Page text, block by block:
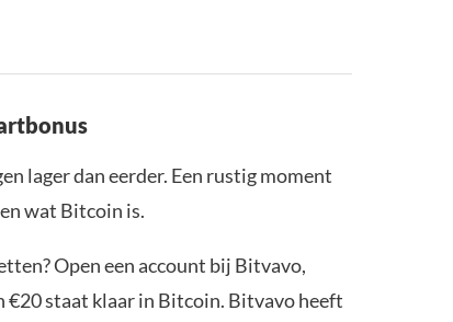
lager dan eerder. Een rustig moment
wat Bitcoin is.
Open een account bij Bitvavo,
staat klaar in Bitcoin. Bitvavo heeft